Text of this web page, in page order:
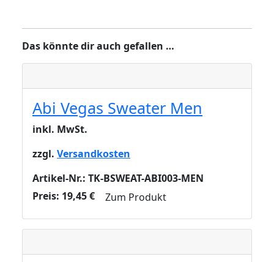
Das könnte dir auch gefallen …
Abi Vegas Sweater Men
inkl. MwSt.
zzgl. Versandkosten
Artikel-Nr.: TK-BSWEAT-ABI003-MEN
Preis: 19,45€ Zum Produkt